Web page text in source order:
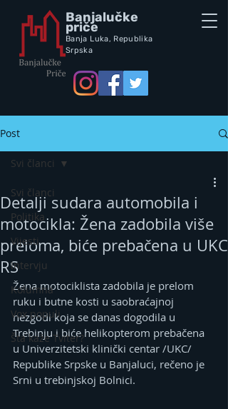
Banjalučke
priče
Banja Luka, Republika
Srpska
Post
Svi članci
Politika
Vijesti
Intervju
Kolumna
Vox populi
Šta kaže Tviter?
Svi članci
Detalji sudara automobila i
motocikla: Žena zadobila više
preloma, biće prebačena u UKC
RS
Žena motociklista zadobila je prelom
ruku i butne kosti u saobraćajnoj
nezgodi koja se danas dogodila u
Trebinju i biće helikopterom prebačena
u Univerzitetski klinički centar /UKC/
Republike Srpske u Banjaluci, rečeno je
Srni u trebinjskoj Bolnici.